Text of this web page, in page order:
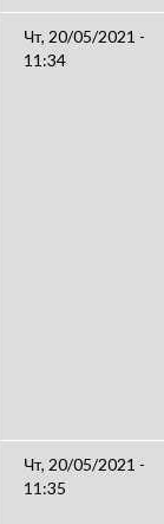
Чт, 20/05/2021 -
11:34
Чт, 20/05/2021 -
11:35